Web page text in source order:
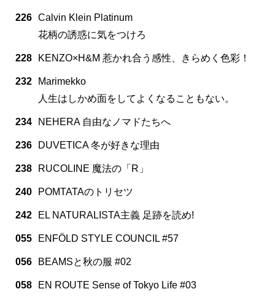
226 Calvin Klein Platinum
花柄の誘惑に気をつけろ
228 KENZO×H&M 惹かれ合う感性、きらめく色彩！
232
Marimekko
人生はしかめ面をしてよくなることもない。
234 NEHERA 自由なノマドたちへ
236 DUVETICA 冬が好きな理由
238 RUCOLINE 魔法の「R」
240 POMTATAのトリセツ
242 EL NATURALISTA主義 足跡を読め!
055 ENFÖLD STYLE COUNCIL #57
056 BEAMSと秋の服 #02
058 EN ROUTE Sense of Tokyo Life #03